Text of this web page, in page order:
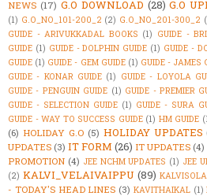
NEWS (17) G.O DOWNLOAD (28) G.O
(1) G.O_NO_101-200_2 (2) G.O_NO_201-300_2
GUIDE - ARIVUKKADAL BOOKS (1) GUIDE -
GUIDE (1) GUIDE - DOLPHIN GUIDE (1) GUIDE -
GUIDE (1) GUIDE - GEM GUIDE (1) GUIDE - JAMES
GUIDE - KONAR GUIDE (1) GUIDE - LOYOLA
GUIDE - PENGUIN GUIDE (1) GUIDE - PREMIER
GUIDE - SELECTION GUIDE (1) GUIDE - SURA
GUIDE - WAY TO SUCCESS GUIDE (1) HM GUIDE
(6) HOLIDAY G.O (5) HOLIDAY UPDATES
UPDATES (3) IT FORM (26) IT UPDATES (4)
PROMOTION (4) JEE NCHM UPDATES (1) JEE
(2) KALVI_VELAIVAIPPU (89)
- TODAY'S HEAD LINES (3) KAVITHAIKAL (1)